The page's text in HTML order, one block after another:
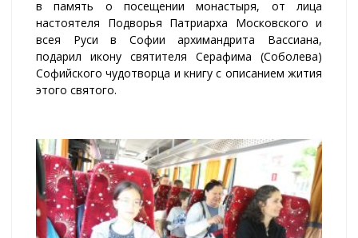
в память о посещении монастыря, от лица
настоятеля Подворья Патриарха Московского и
всея Руси в Софии архимандрита Вассиана,
подарил икону святителя Серафима (Соболева)
Софийского чудотворца и книгу с описанием жития
этого святого.